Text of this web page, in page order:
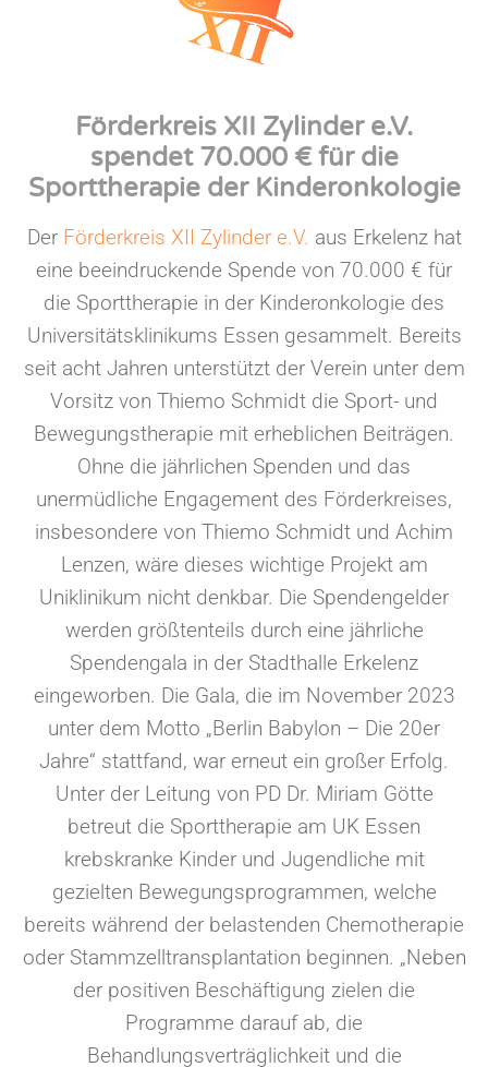
Förderkreis XII Zylinder e.V.
spendet 70.000 € für die
Sporttherapie der Kinderonkologie
Der Förderkreis XII Zylinder e.V. aus Erkelenz hat
eine beeindruckende Spende von 70.000 € für
die Sporttherapie in der Kinderonkologie des
Universitätsklinikums Essen gesammelt. Bereits
seit acht Jahren unterstützt der Verein unter dem
Vorsitz von Thiemo Schmidt die Sport- und
Bewegungstherapie mit erheblichen Beiträgen.
Ohne die jährlichen Spenden und das
unermüdliche Engagement des Förderkreises,
insbesondere von Thiemo Schmidt und Achim
Lenzen, wäre dieses wichtige Projekt am
Uniklinikum nicht denkbar. Die Spendengelder
werden größtenteils durch eine jährliche
Spendengala in der Stadthalle Erkelenz
eingeworben. Die Gala, die im November 2023
unter dem Motto „Berlin Babylon – Die 20er
Jahre“ stattfand, war erneut ein großer Erfolg.
Unter der Leitung von PD Dr. Miriam Götte
betreut die Sporttherapie am UK Essen
krebskranke Kinder und Jugendliche mit
gezielten Bewegungsprogrammen, welche
bereits während der belastenden Chemotherapie
oder Stammzelltransplantation beginnen. „Neben
der positiven Beschäftigung zielen die
Programme darauf ab, die
Behandlungsverträglichkeit und die